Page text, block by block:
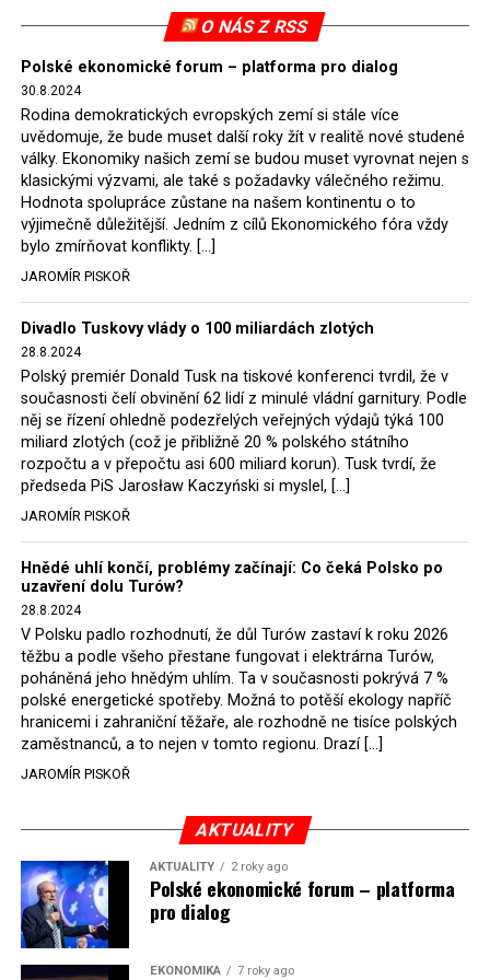
2022, než byl tento případ z důvodu uzavření dohody
Polska s Českou republikou o odstranění příčin sporu o
důl Turów vymazán z rejstříku tribunálu. Celkem si
Polsko nechalo z přiznaných evropských fondů odečíst
asi 70 milionů eur na pokutách a 45 milionů eur
zaplatilo jako odškodnění České republice – ale jak důl,
tak elektrárna nadále fungovaly. Už tehdy zástupci
tehdejší opozice a dnes vládnoucí koalice, jako
místopředseda Občanské platformy (PO) Rafał
Hołownia, přímo řekli, že by se polská vláda měla
tomuto rozhodnutí podřídit.
Rozhodnutí polského ministra spravedlnosti jistě potěší
německé, české a polské ekology, ale i těžaře. Je těžké si
představit, že by o takové věci rozhodoval sám ministr
Bodnar. Musel získat politický souhlas vládnoucí koalice.
Stále jsou totiž platné argumenty Morawieckého vlády,
že důl i elektrárna jsou – kromě zabezpečování cca 7 %
polského energetického mixu – klíčovými podniky, spolu
se svými dceřinými společnostmi zaměstnávají cca pět
tisíc lidí. Navíc s činností dolu a elektrárny nepřímo
souvisí dalších několik desítek tisíc pracovních míst v
regionu. Zelená politika ale opět zvítězila.
Rozhodnutí polského ministra spravedlnosti jistě potěší
německé, české a polské ekology, kteří žalobu u
správního soudu podali, ale také německé a české
možná vozit své hnědé uhlí. ČEZ bude také spokojen –
škrtnutím 7 % elektřiny znamená totiž pro Polsko zcela
neplánované a nečekané skokové zvýšení závislosti na
dovozu elektřiny už od roku 2027.
O NÁS Z RSS
Polské ekonomické forum – platforma pro dialog
30.8.2024
Rodina demokratických evropských zemí si stále více
uvědomuje, že bude muset další roky žít v realitě nové studené
války. Ekonomiky našich zemí se budou muset vyrovnat nejen s
klasickými výzvami, ale také s požadavky válečného režimu.
Hodnota spolupráce zůstane na našem kontinentu o to
výjimečně důležitější. Jedním z cílů Ekonomického fóra vždy
bylo zmírňovat konflikty. […]
JAROMÍR PISKOŘ
Divadlo Tuskovy vlády o 100 miliardách zlotých
28.8.2024
Polský premiér Donald Tusk na tiskové konferenci tvrdil, že v
současnosti čelí obvinění 62 lidí z minulé vládní garnitury. Podle
něj se řízení ohledně podezřelých veřejných výdajů týká 100
miliard zlotých (což je přibližně 20 % polského státního
rozpočtu a v přepočtu asi 600 miliard korun). Tusk tvrdí, že
předseda PiS Jarosław Kaczyński si myslel, […]
JAROMÍR PISKOŘ
Hnědé uhlí končí, problémy začínají: Co čeká Polsko po
uzavření dolu Turów?
28.8.2024
V Polsku padlo rozhodnutí, že důl Turów zastaví k roku 2026
těžbu a podle všeho přestane fungovat i elektrárna Turów,
poháněná jeho hnědým uhlím. Ta v současnosti pokrývá 7 %
polské energetické spotřeby. Možná to potěší ekology napříč
hranicemi i zahraniční těžaře, ale rozhodně ne tisíce polských
zaměstnanců, a to nejen v tomto regionu. Drazí […]
JAROMÍR PISKOŘ
AKTUALITY
AKTUALITY 2 roky ago
Polské ekonomické forum – platforma
pro dialog
EKONOMIKA 7 roky ago